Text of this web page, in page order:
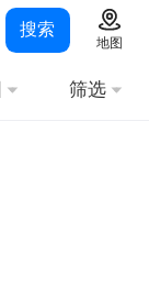
搜索
地图
筛选